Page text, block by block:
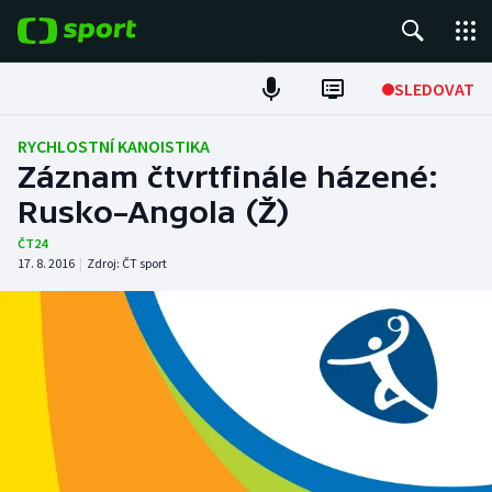
SLEDOVAT
Fotbal
Hokej
Tenis
Atletika
Cyklistika
DALŠÍ SPORTY
Americký fotbal
NEPŘEHLÉDNĚTE
RYCHLOSTNÍ KANOISTIKA
Záznam čtvrtfinále házené:
Rusko–Angola (Ž)
ČT24
17. 8. 2016 | Zdroj: ČT sport